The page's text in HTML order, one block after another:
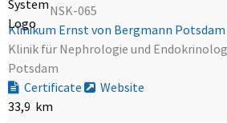
NSK-065
Klinikum Ernst von Bergmann Potsdam
Klinik für Nephrologie und
Potsdam
Certificate
Website
33,9 km